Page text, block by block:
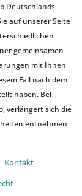
Deutschlands
auf unserer Seite
gemeinsamen
mit Ihnen
Fall nach dem
haben. Bei
verlängert sich die
entnehmen
Kontakt